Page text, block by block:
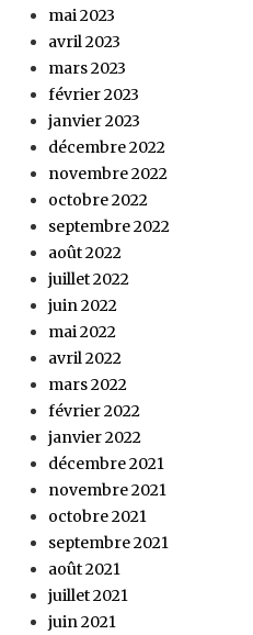
mai 2023
avril 2023
mars 2023
février 2023
janvier 2023
décembre 2022
novembre 2022
octobre 2022
septembre 2022
août 2022
juillet 2022
juin 2022
mai 2022
avril 2022
mars 2022
février 2022
janvier 2022
décembre 2021
novembre 2021
octobre 2021
septembre 2021
août 2021
juillet 2021
juin 2021